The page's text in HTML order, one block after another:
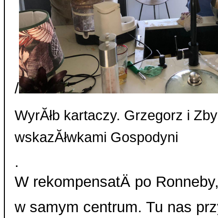
/
WyrĂłb kartaczy. Grzegorz i
wskazĂłwkami Gospodyni
.
W rekompensatÄ po
w samym centrum. Tu nas